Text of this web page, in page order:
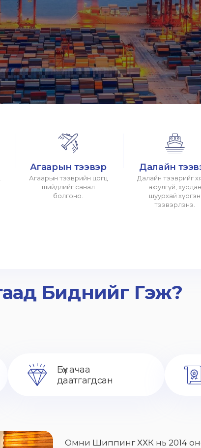
Агаарын тээвэр
Агаарын тээврийн цогц
шийдлийг санал
болгоно.
Далайн
Далайн тээврийг
аюулгүй, хурдан
шуурхай хүргэн
тээвэрлэнэ.
Биднийг Гэж?
Бүх ачаа
даатгагдсан
Омни Шиппинг ХХК нь 2014